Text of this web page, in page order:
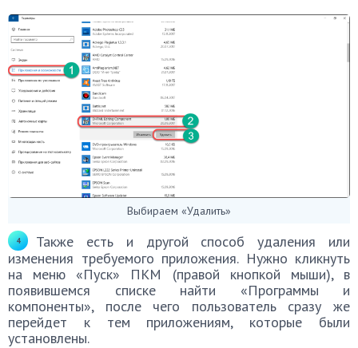
Выбираем «Удалить»
Также есть и другой способ удаления или
изменения требуемого приложения. Нужно кликнуть
на меню «Пуск» ПКМ (правой кнопкой мыши), в
появившемся списке найти «Программы и
компоненты», после чего пользователь сразу же
перейдет к тем приложениям, которые были
установлены.